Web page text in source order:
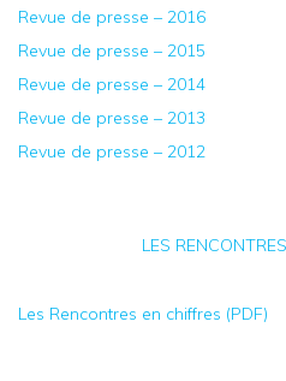
Revue de presse – 2016
Revue de presse – 2015
Revue de presse – 2014
Revue de presse – 2013
Revue de presse – 2012
LES
Les Rencontres en chiffres (PDF)